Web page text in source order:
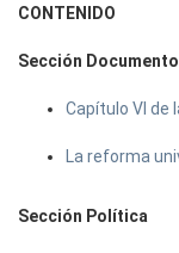
CONTENIDO
Sección
Capítulo VI de
La reforma
Sección Política